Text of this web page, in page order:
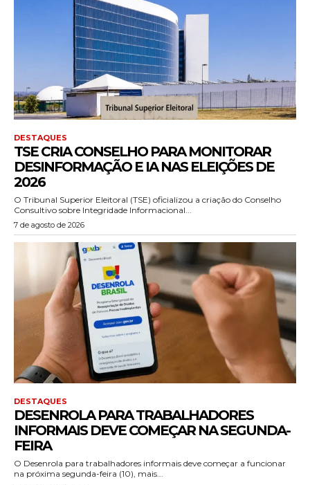
DESTAQUES
TSE CRIA CONSELHO PARA MONITORAR
DESINFORMAÇÃO E IA NAS ELEIÇÕES DE
2026
O Tribunal Superior Eleitoral (TSE) oficializou a criação do Conselho
Consultivo sobre Integridade Informacional...
7 de agosto de 2026
DESTAQUES
DESENROLA PARA TRABALHADORES
INFORMAIS DEVE COMEÇAR NA SEGUNDA-
FEIRA
O Desenrola para trabalhadores informais deve começar a funcionar
na próxima segunda-feira (10), mais...